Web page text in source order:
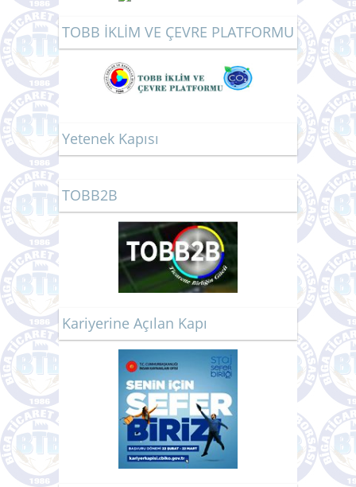
TOBB İKLİM VE ÇEVRE PLATFORMU
Yetenek Kapısı
TOBB2B
Kariyerine Açılan Kapı